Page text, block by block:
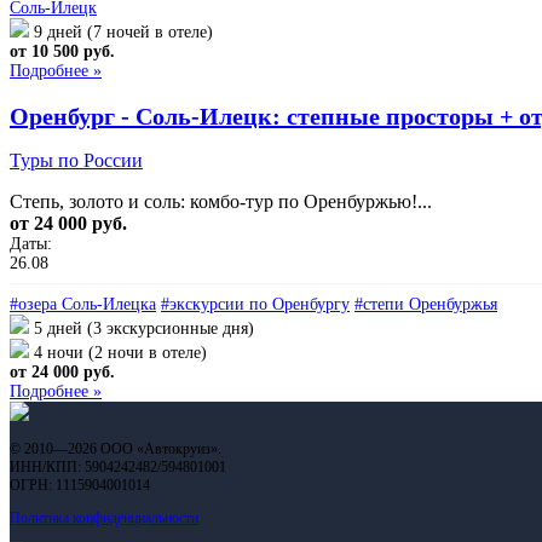
Соль-Илецк
9 дней (7 ночей в отеле)
от 10 500 руб.
Подробнее »
Оренбург - Соль‑Илецк: степные просторы +
Туры по России
Степь, золото и соль: комбо‑тур по Оренбуржью!...
от 24 000 руб.
Даты:
26.08
#озера Соль-Илецка #экскурсии по Оренбургу #степи Оренбуржья
5 дней (3 экскурсионные дня)
4 ночи (2 ночи в отеле)
от 24 000 руб.
Подробнее »
© 2010—2026 ООО «Автокруиз».
ИНН/КПП: 5904242482/594801001
ОГРН: 1115904001014
Политика конфиденциальности